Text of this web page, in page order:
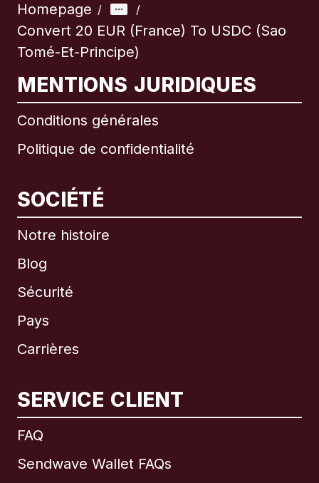
Homepage / /
Convert 20 EUR (France) To USDC (Sao
Tomé-Et-Principe)
MENTIONS JURIDIQUES
Conditions générales
Politique de confidentialité
SOCIÉTÉ
Notre histoire
Blog
Sécurité
Pays
Carrières
SERVICE CLIENT
FAQ
Sendwave Wallet FAQs
International English